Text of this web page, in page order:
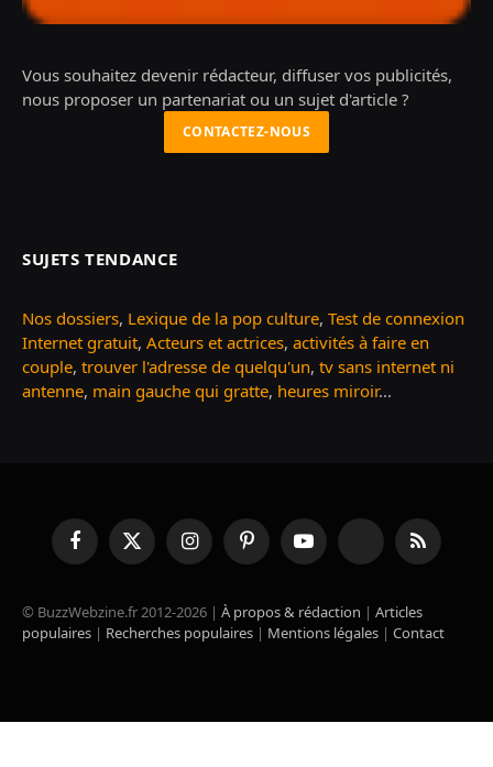
Vous souhaitez devenir rédacteur, diffuser vos publicités,
nous proposer un partenariat ou un sujet d'article ?
CONTACTEZ-NOUS
SUJETS TENDANCE
Nos dossiers, Lexique de la pop culture, Test de connexion
Internet gratuit, Acteurs et actrices, activités à faire en
couple, trouver l'adresse de quelqu'un, tv sans internet ni
antenne, main gauche qui gratte, heures miroir...
FacebookX
(Twitter)
InstagramPinterestYouTube TikTok RSS
© BuzzWebzine.fr 2012-2026 | À propos & rédaction | Articles
populaires | Recherches populaires | Mentions légales | Contact